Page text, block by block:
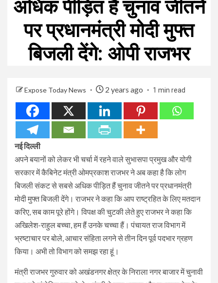
अधिक पीड़ित हैं चुनाव जीतने
पर प्रधानमंत्री मोदी मुफ्त
बिजली देंगे: ओपी राजभर
Expose Today News 2 years ago 1 min read
नई दिल्ली
अपने बयानों को लेकर भी चर्चा में रहने वाले सुभासपा प्रमुख और योगी
सरकार में कैबिनेट मंत्री ओमप्रकाश राजभर ने अब कहा है कि लोग
बिजली संकट से सबसे अधिक पीड़ित हैं चुनाव जीतने पर प्रधानमंत्री
मोदी मुफ्त बिजली देंगे। राजभर ने कहा कि आप राष्ट्रहित के लिए मतदान
करिए, सब काम पूरे होंगे। विपक्ष की चुटकी लेते हुए राजभर ने कहा कि
अखिलेश-राहुल बच्चा, हम हैं उनके चच्चा हैं। पंचायत राज विभाग में
भ्रष्टाचार पर बोले, आचार संहिता लगने से तीन दिन पूर्व पदभार ग्रहण
किया। अभी तो विभाग को समझ रहा हूं।
मंत्री राजभर गुरुवार को अखंडनगर क्षेत्र के निराला नगर बाजार में चुनावी